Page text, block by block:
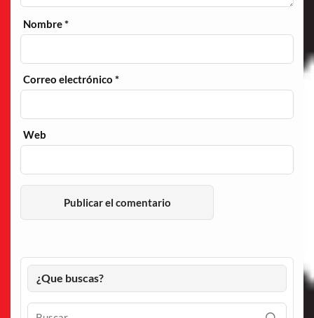
Nombre*
Correo electrónico*
Web
¿Que buscas?